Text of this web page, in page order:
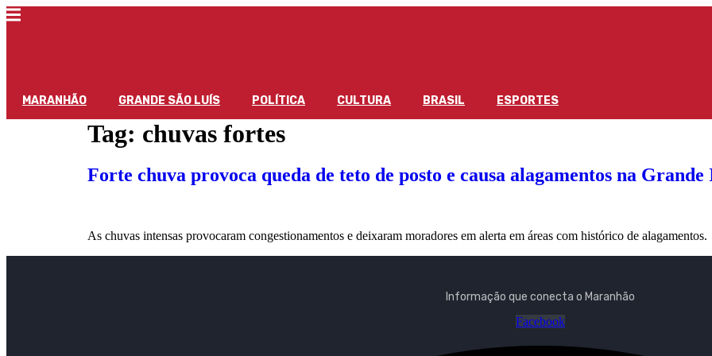
MARANHÃO GRANDE SÃO LUÍS POLÍTICA CULTURA BRASIL ESPORTES
Tag: chuvas fortes
Forte chuva provoca queda de teto de posto e causa alagamentos na Grande
As chuvas intensas provocaram congestionamentos e deixaram moradores em alerta em áreas com histórico de alagamentos.
Informação que conecta o Maranhão
Facebook